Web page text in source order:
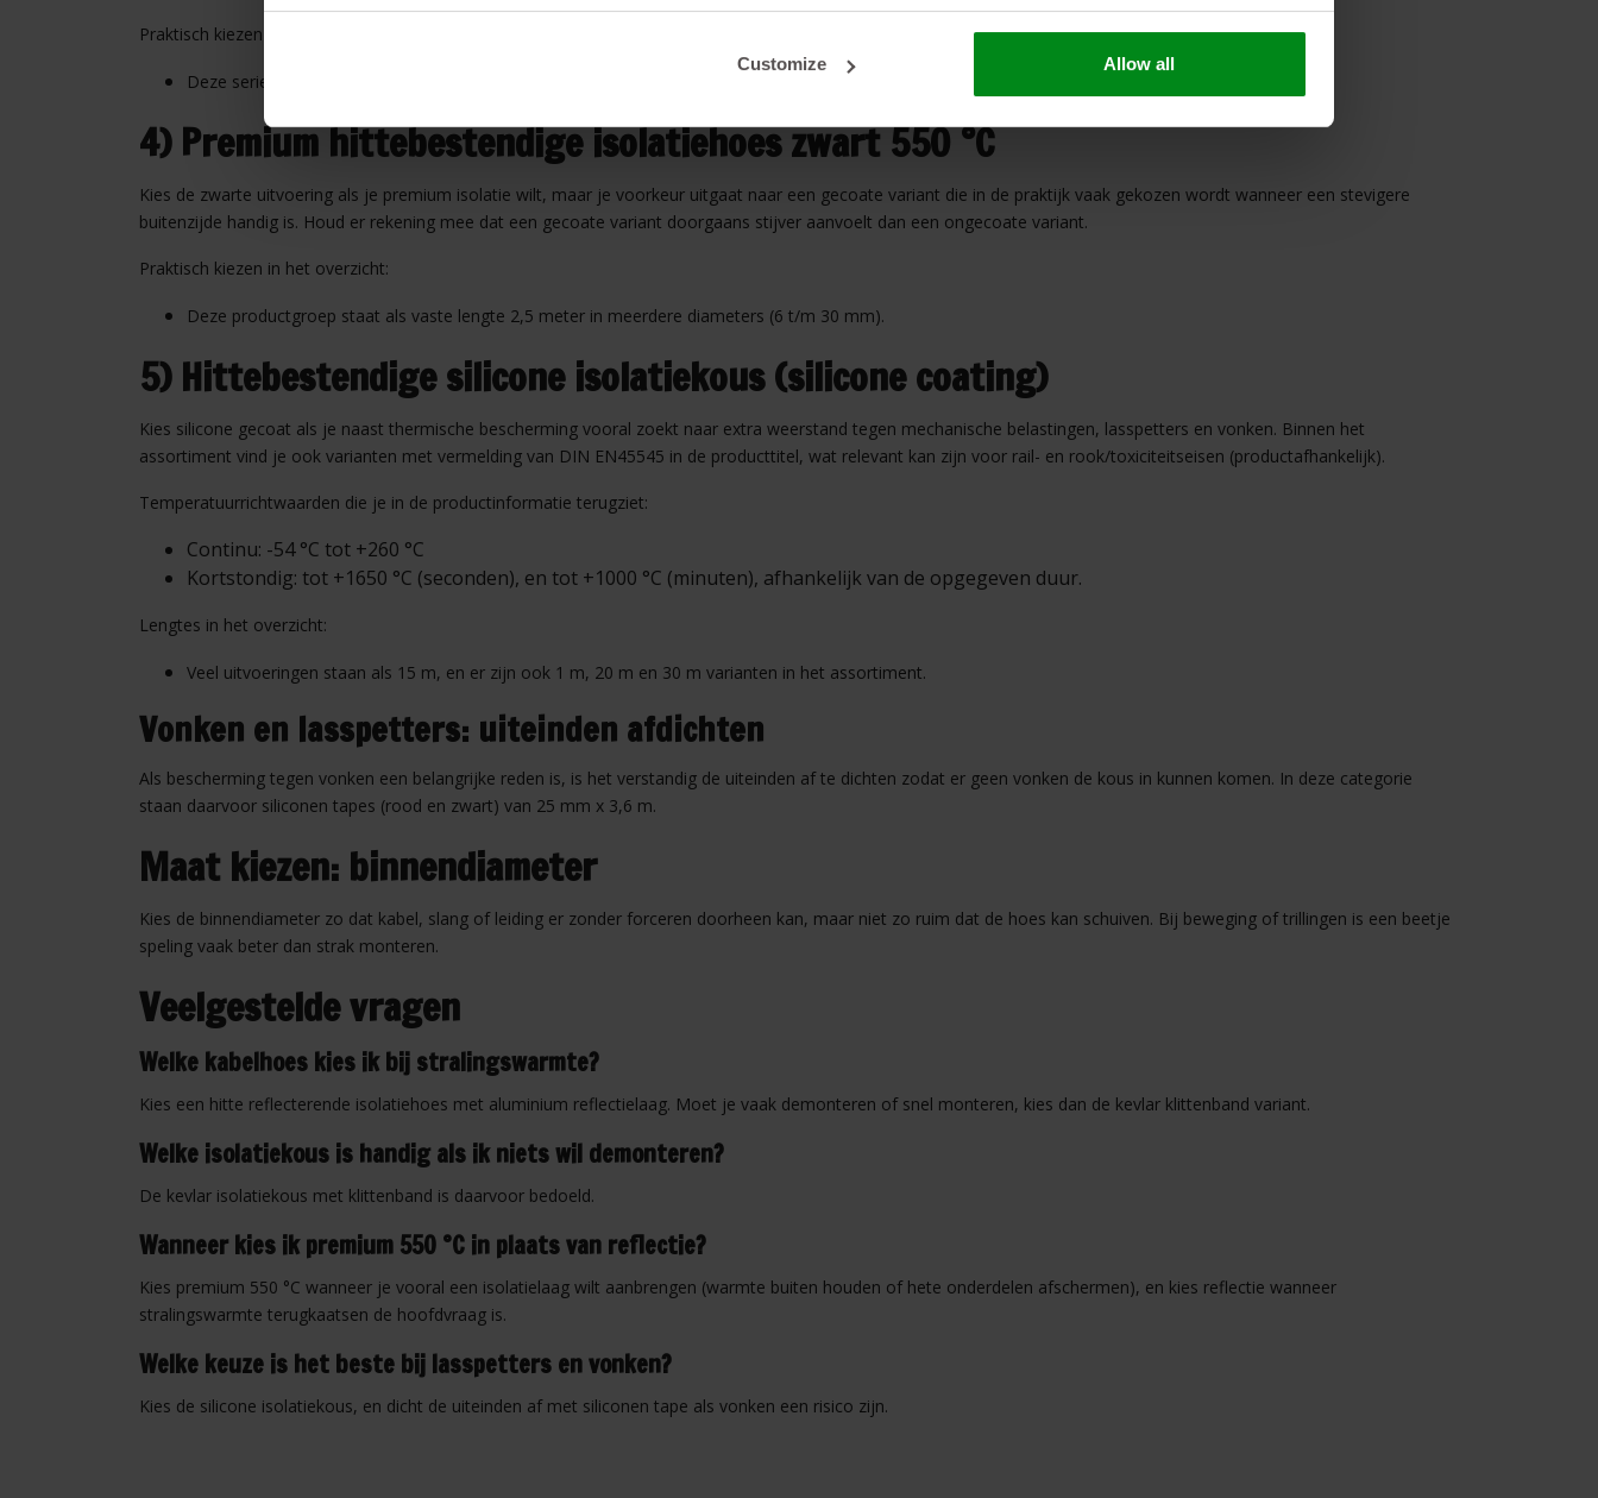
Customize Allow all
Praktisch kiezen in het overzicht:
Deze serie is vooral ingericht op langere lengtes, zoals 200 m (kleinere diameters), 100 m, 50 m en 25 m (diameterafhankelijk).
4) Premium hittebestendige isolatiehoes zwart 550 °C
Kies de zwarte uitvoering als je premium isolatie wilt, maar je voorkeur uitgaat naar een gecoate variant die in de praktijk vaak gekozen wordt wanneer een stevigere
buitenzijde handig is. Houd er rekening mee dat een gecoate variant doorgaans stijver aanvoelt dan een ongecoate variant.
Praktisch kiezen in het overzicht:
Deze productgroep staat als vaste lengte 2,5 meter in meerdere diameters (6 t/m 30 mm).
5) Hittebestendige silicone isolatiekous (silicone coating)
Kies silicone gecoat als je naast thermische bescherming vooral zoekt naar extra weerstand tegen mechanische belastingen, lasspetters en vonken. Binnen het
assortiment vind je ook varianten met vermelding van DIN EN45545 in de producttitel, wat relevant kan zijn voor rail- en rook/toxiciteitseisen (productafhankelijk).
Temperatuurrichtwaarden die je in de productinformatie terugziet:
Continu: -54 °C tot +260 °C
Kortstondig: tot +1650 °C (seconden), en tot +1000 °C (minuten), afhankelijk van de opgegeven duur.
Lengtes in het overzicht:
Veel uitvoeringen staan als 15 m, en er zijn ook 1 m, 20 m en 30 m varianten in het assortiment.
Vonken en lasspetters: uiteinden afdichten
Als bescherming tegen vonken een belangrijke reden is, is het verstandig de uiteinden af te dichten zodat er geen vonken de kous in kunnen komen. In deze categorie
staan daarvoor siliconen tapes (rood en zwart) van 25 mm x 3,6 m.
Maat kiezen: binnendiameter
Kies de binnendiameter zo dat kabel, slang of leiding er zonder forceren doorheen kan, maar niet zo ruim dat de hoes kan schuiven. Bij beweging of trillingen is een beetje
speling vaak beter dan strak monteren.
Veelgestelde vragen
Welke kabelhoes kies ik bij stralingswarmte?
Kies een hitte reflecterende isolatiehoes met aluminium reflectielaag. Moet je vaak demonteren of snel monteren, kies dan de kevlar klittenband variant.
Welke isolatiekous is handig als ik niets wil demonteren?
De kevlar isolatiekous met klittenband is daarvoor bedoeld.
Wanneer kies ik premium 550 °C in plaats van reflectie?
Kies premium 550 °C wanneer je vooral een isolatielaag wilt aanbrengen (warmte buiten houden of hete onderdelen afschermen), en kies reflectie wanneer
stralingswarmte terugkaatsen de hoofdvraag is.
Welke keuze is het beste bij lasspetters en vonken?
Kies de silicone isolatiekous, en dicht de uiteinden af met siliconen tape als vonken een risico zijn.